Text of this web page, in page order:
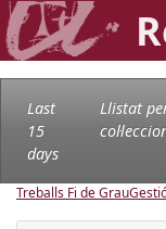
Last
15
days
Llistat
Treballs Fi de Grau